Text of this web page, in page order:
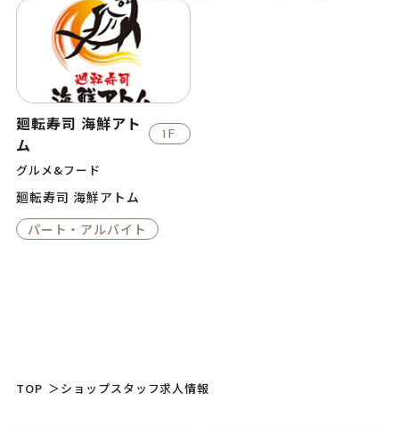
廻転寿司 海鮮アト
ム
1F
グルメ&フード
廻転寿司 海鮮アトム
パート・アルバイト
TOP ＞ショップスタッフ求人情報